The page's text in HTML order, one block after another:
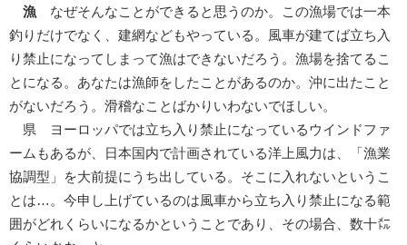
漁 なぜそんなことができると思うのか。この漁場では一本
釣りだけでなく、建網などもやっている。風車が建てば立ち入
り禁止になってしまって漁はできないだろう。漁場を捨てるこ
とになる。あなたは漁師をしたことがあるのか。沖に出たこと
がないだろう。滑稽なことばかりいわないでほしい。
県 ヨーロッパでは立ち入り禁止になっているウインドファ
ームもあるが、日本国内で計画されている洋上風力は、「漁業
協調型」を大前提にうち出している。そこに入れないというこ
とは…。今申し上げているのは風車から立ち入り禁止になる範
囲がどれくらいになるかということであり、その場合、数十㍍